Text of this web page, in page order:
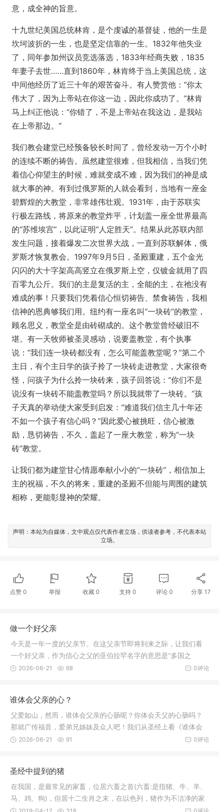
意，成全神的旨意。
十九世纪美国总统林肯，是个虔诚的基督徒，他的一生是
坎坷波折的一生，也是坚定信靠的一生。1832年他失业
了，同年参加州议员竞选落选，1833年经商失败，1835
年妻子去世……直到1860年，林肯终于当上美国总统，这
中间他经历了近三十年的艰苦奋斗。有人赞赏他：“你太
伟大了，因为上帝站在你这一边，因此你成功了。”林肯
马上纠正他说：“你错了，不是上帝站在我这边，是我站
在上帝那边。”
我们教会建堂已经预备较长时间了，曾经发动一万个小时
的连续不断的祷告。虽然建堂很难，但我相信，当我们凭
着信心仰望主的时候，难就变成不难，因为我们的神是成
就大事的神。有到过俄罗斯的人就会看到，当地有一座金
碧辉煌的大教堂，非常雄伟壮观。1931年，由于苏联实
行极左路线，将原来的教堂炸平，计划盖一座全世界最高
的“苏维埃宫”，以此证明“人定胜天”。结果从此苏联内部
发生问题，接着爆发二次世界大战，一直到苏联解体，俄
罗斯才恢复教会。1997年9月5日，圣殿重建，五个金光
闪闪的大十字架高高竖立在俄罗斯上空，仅镀金就用了四
百零九公斤。我们的主是复活的主，全能的主，在祂没有
难成的事！只要我们凭着信心恒切祷告、禁食祷告，我相
信神的恩典够我们用。纽约有一座名叫“一块砖”的教堂，
顾名思义，教堂全是由砖砌成的。这个教堂曾经破旧不
堪。有一天牧师被圣灵感动，说要盖教堂，有个执事
说：“我们连一块砖都没有，怎么可能盖教堂呢？”第二个
主日，有个主日学的孩子拎了一块砖走进教堂，大家很奇
怪，问孩子为什么拎一块砖来，孩子回答说：“你们不是
说没有一块砖不能盖教堂吗？所以我就带了一块砖。”孩
子天真的举动使大家受到启发：“难道我们信主几十年还
不如一个孩子有信心吗？”因此爱心被挑旺，信心被激
励，恳切祷告，不久，盖起了一座大教堂，称为“一块
砖”教堂。
让我们都为建堂甘心情愿奉献小小的“一块砖”，相信加上
主的祝福，不久的将来，重建的圣殿不但能与周围的建筑
相称，更能彰显神的荣耀。
声明：本站为自媒体，文中观点仅代表作者立场，供读者参考，不代表本站
立场。
点赞 0 举报 收藏0 支持 0 评论 0 分享 17
做一个好父亲
今天是一年一度的父亲节。在这父亲节即将到来之际，让我们看
一个好父亲，作为信心之父的亚伯拉罕名字的意思是“多国之
父，”无疑他是一个成功的父亲。我们来看《做一个好父亲》。0评论
2026-06-21 68
谁体会父亲的心？
父爱如山，然而，谁体会父亲的心肠呢？你体会天父的心肠吗？
那就广传福音，爱弟兄姊妹及众人吧！我们从圣经上看《谁体会
父亲的心？》。
0评论
2026-06-21 91
圣经中提到的猪
在我国，是最常见的家畜，位居六畜之首(六畜:是指猪、牛、羊、
马、鸡、狗)，但居十二生肖之末，在以色列，猪作为不洁净的家
畜，是不可以献祭的。我们来看圣经中提到的猪。